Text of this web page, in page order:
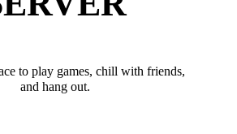
to play games, chill with friends,
and hang out.